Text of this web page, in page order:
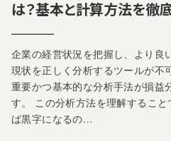
は？基本と計算方法を徹
企業の経営状況を把握し、より良
現状を正しく分析するツールが不
重要かつ基本的な分析手法が損益
す。 この分析方法を理解するこ
ば黒字になるの…